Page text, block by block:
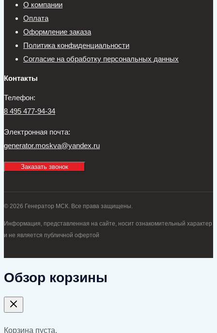
О компании
Оплата
Оформление заказа
Политика конфиденциальности
Согласие на обработку персональных данных
Контакты
Телефон:
8 495 477-94-34
Электронная почта:
generator.moskva@yandex.ru
Заказать звонок
© 2026 Генератор МСК. Все права защищены.
Информация, представленная на сайте, носит ознакомительный характер
и не является публичной офертой
Обзор корзины
Корзина пуста.